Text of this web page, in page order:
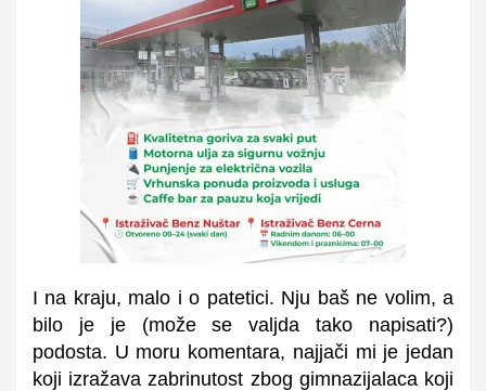
I na kraju, malo i o patetici. Nju baš ne volim, a
bilo je je (može se valjda tako napisati?)
podosta. U moru komentara, najjači mi je jedan
koji izražava zabrinutost zbog gimnazijalaca koji